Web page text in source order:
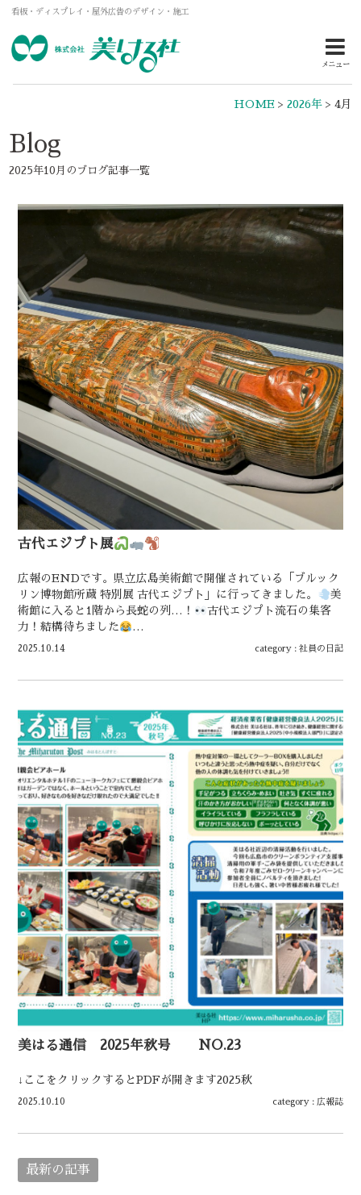
看板・ディスプレイ・屋外広告のデザイン・施工
メニュー
HOME> 2026年> 4月
Blog
2025年10月のブログ記事一覧
古代エジプト展
広報のENDです。県立広島美術館で開催されている「ブルック
リン博物館所蔵 特別展 古代エジプト」に行ってきました。
美
術館に入ると1階から長蛇の列…！
古代エジプト流石の集客
力！結構待ちました
…
2025.10.14 category :社員の日記
美はる通信 2025年秋号 NO.23
↓ここをクリックするとPDFが開きます2025秋
2025.10.10 category : 広報誌
最新の記事